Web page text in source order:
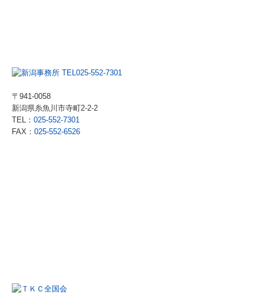
〒941-0058
新潟県糸魚川市寺町2-2-2
TEL： 025-552-7301
FAX： 025-552-6526